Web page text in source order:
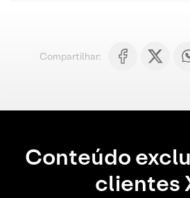
Compartilhar:
Conteúdo
clientes